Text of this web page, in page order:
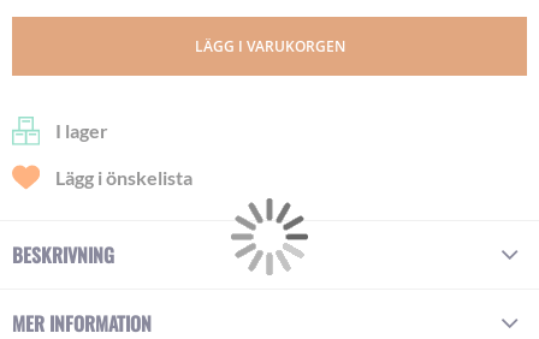
LÄGG I VARUKORGEN
I lager
Lägg i önskelista
BESKRIVNING
MER INFORMATION